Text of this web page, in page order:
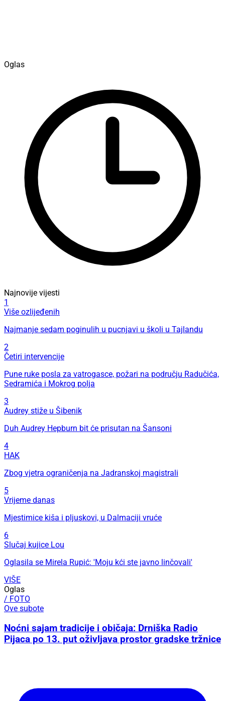
Oglas
Najnovije vijesti
1
Više ozlijeđenih
Najmanje sedam poginulih u pucnjavi u školi u Tajlandu
2
Četiri intervencije
Pune ruke posla za vatrogasce, požari na području Radučića,
Sedramića i Mokrog polja
3
Audrey stiže u Šibenik
Duh Audrey Hepburn bit će prisutan na Šansoni
4
HAK
Zbog vjetra ograničenja na Jadranskoj magistrali
5
Vrijeme danas
Mjestimice kiša i pljuskovi, u Dalmaciji vruće
6
Slučaj kujice Lou
Oglasila se Mirela Rupić: 'Moju kći ste javno linčovali'
VIŠE
Oglas
/ FOTO
Ove subote
Noćni sajam tradicije i običaja: Drniška Radio
Pijaca po 13. put oživljava prostor gradske tržnice